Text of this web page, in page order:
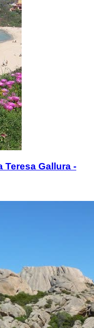
Teresa Gallura -